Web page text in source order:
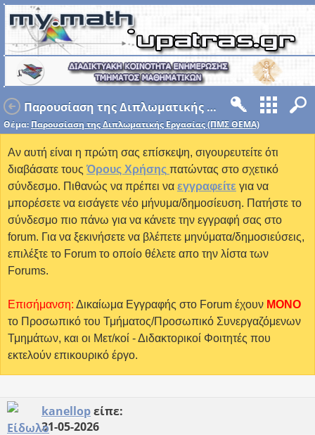
Παρουσίαση της Διπλωματικής Εργασίας (ΠΜΣ ΘΕΜΑ)
Θέμα: Παρουσίαση της Διπλωματικής Εργασίας (ΠΜΣ ΘΕΜΑ)
Αν αυτή είναι η πρώτη σας επίσκεψη, σιγουρευτείτε ότι
διαβάσατε τους Όρους Χρήσης πατώντας στο σχετικό
σύνδεσμο. Πιθανώς να πρέπει να εγγραφείτε για να
μπορέσετε να εισάγετε νέο μήνυμα/δημοσίευση. Πατήστε το
σύνδεσμο πιο πάνω για να κάνετε την εγγραφή σας στο
forum. Για να ξεκινήσετε να βλέπετε μηνύματα/δημοσιεύσεις,
επιλέξτε το Forum το οποίο θέλετε απο την λίστα των
Forums.
Επισήμανση: Δικαίωμα Εγγραφής στο Forum έχουν MONO
το Προσωπικό του Τμήματος/Προσωπικό Συνεργαζόμενων
Τμημάτων, και οι Μετ/κοί - Διδακτορικοί Φοιτητές που
εκτελούν επικουρικό έργο.
kanellopείπε:
31-05-2026